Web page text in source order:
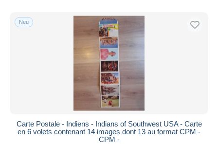
Neu
Carte Postale - Indiens - Indians of Southwest USA - Carte
en 6 volets contenant 14 images dont 13 au format CPM -
CPM -